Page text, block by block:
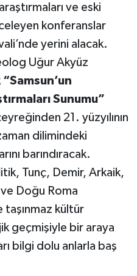
ve eski
konferanslar
yerini alacak.
Uğur Akyüz
“Samsun’un
Sunumu”
21. yüzyılının
dilimindeki
barındıracak.
Tunç, Demir, Arkaik,
Doğu Roma
taşınmaz kültür
geçmişiyle bir araya
bilgi dolu anlarla baş